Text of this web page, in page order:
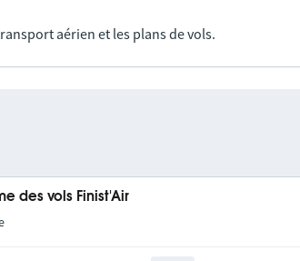
aérien et les plans de vols.
des vols Finist'Air